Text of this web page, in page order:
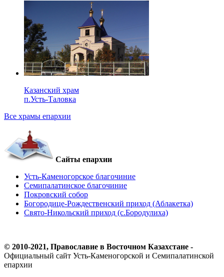
Казанский храм
п.Усть-Таловка
Все храмы епархии
Сайты епархии
Усть-Каменогорское благочиние
Семипалатинское благочиние
Покровский собор
Богородице-Рождественский приход (Аблакетка)
Свято-Никольский приход (с.Бородулиха)
© 2010-2021, Православие в Восточном Казахстане -
Официальный сайт Усть-Каменогорской и Семипалатинской
епархии